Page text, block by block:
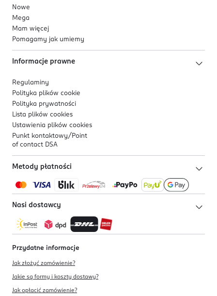
Nowe
Mega
Mam więcej
Pomagamy jak umiemy
Informacje prawne
Regulaminy
Polityka plików cookie
Polityka prywatności
Lista plików cookies
Ustawienia plików cookies
Punkt kontaktowy/ Point
of contact DSA
Metody płatności
Nasi dostawcy
Przydatne informacje
Jak złożyć zamówienie?
Jakie są formy i koszty dostawy?
Jak opłacić zamówienie?